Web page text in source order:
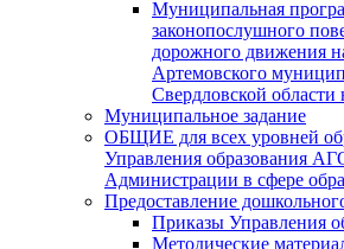
Муниципальная
законопослушного
дорожного движения
Артемовского
Свердловской области
Муниципальное задание
ОБЩИЕ для всех уровней
Управления образования
Администрации в сфере
Предоставление
Приказы Управления
Методические